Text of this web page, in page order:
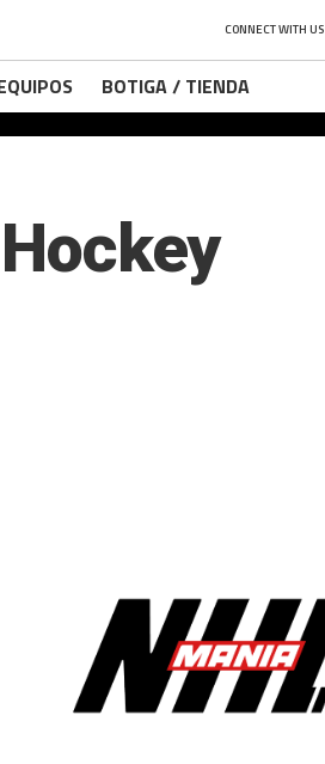
CONNECT WITH US
BOTIGA / TIENDA